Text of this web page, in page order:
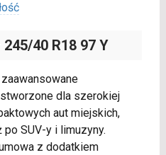
245/40 R18 97 Y
dla szerokiej
aut miejskich,
SUV-y i limuzyny.
z dodatkiem